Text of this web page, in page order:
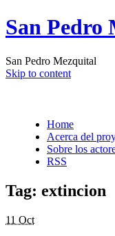
San Pedro
San Pedro Mezquital
Skip to content
Home
Acerca del
Sobre los
RSS
Tag: extincion
11 Oct